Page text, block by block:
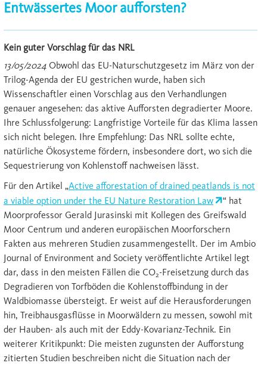
Entwässertes Moor aufforsten?
Kein guter Vorschlag für das NRL
13/05/2024 Obwohl das EU-Naturschutzgesetz im März von der
Trilog-Agenda der EU gestrichen wurde, haben sich
Wissenschaftler einen Vorschlag aus den Verhandlungen
genauer angesehen: das aktive Aufforsten degradierter Moore.
Ihre Schlussfolgerung: Langfristige Vorteile für das Klima lassen
sich nicht belegen. Ihre Empfehlung: Das NRL sollte echte,
natürliche Ökosysteme fördern, insbesondere dort, wo sich die
Sequestrierung von Kohlenstoff nachweisen lässt.
Für den Artikel „Active afforestation of drained peatlands is not
a viable option under the EU Nature Restoration Law
“ hat
Moorprofessor Gerald Jurasinski mit Kollegen des Greifswald
Moor Centrum und anderen europäischen Moorforschern
Fakten aus mehreren Studien zusammengestellt. Der im Ambio
Journal of Environment and Society veröffentlichte Artikel legt
dar, dass in den meisten Fällen die CO2-Freisetzung durch das
Degradieren von Torfböden die Kohlenstoffbindung in der
Waldbiomasse übersteigt. Er weist auf die Herausforderungen
hin, Treibhausgasflüsse in Moorwäldern zu messen, sowohl mit
der Hauben- als auch mit der Eddy-Kovarianz-Technik. Ein
weiterer Kritikpunkt: Die meisten zugunsten der Aufforstung
zitierten Studien beschreiben nicht die Situation nach der